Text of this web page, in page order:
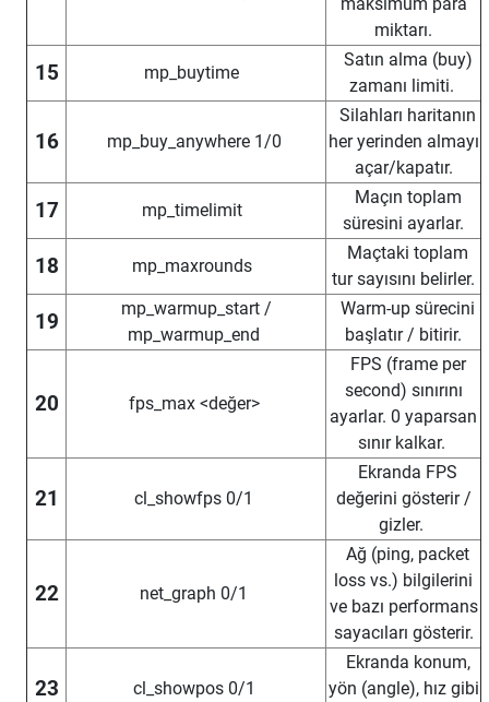
miktarı.
15 mp_buytime
Satın alma (buy)
zamanı limiti.
16 mp_buy_anywhere 1/0
Silahları haritanın
her yerinden almayı
açar/kapatır.
17 mp_timelimit
Maçın toplam
süresini ayarlar.
18 mp_maxrounds
Maçtaki toplam
tur sayısını belirler.
19
mp_warmup_start /
mp_warmup_end
Warm-up sürecini
başlatır / bitirir.
20 fps_max <değer>
FPS (frame per
second) sınırını
ayarlar. 0 yaparsan
sınır kalkar.
21 cl_showfps 0/1
Ekranda FPS
değerini gösterir /
gizler.
22 net_graph 0/1
Ağ (ping, packet
loss vs.) bilgilerini
ve bazı performans
sayacıları gösterir.
23 cl_showpos 0/1
Ekranda konum,
yön (angle), hız gibi